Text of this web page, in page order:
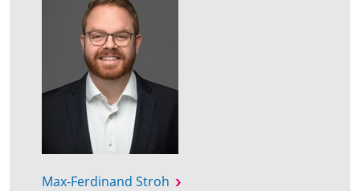
Max-Ferdinand Stroh